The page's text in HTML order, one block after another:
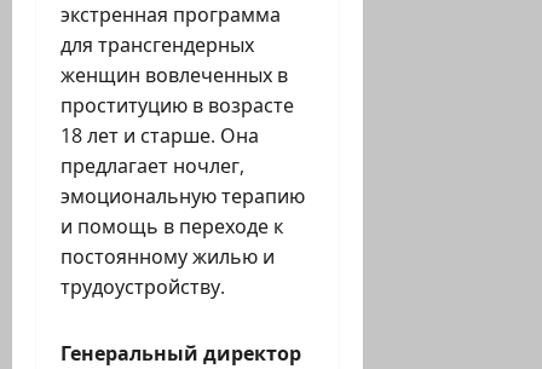
экстренная программа
для трансгендерных
женщин вовлеченных в
проституцию в возрасте
18 лет и старше. Она
предлагает ночлег,
эмоциональную терапию
и помощь в переходе к
постоянному жилью и
трудоустройству.
Генеральный директор